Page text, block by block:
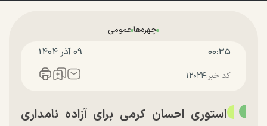
چهره‌هاعمومی
۰۰:۳۵ ۰۹ آذر ۱۴۰۴
کد خبر:۱۲۰۲۴
استوری احسان کرمی برای آزاده نامداری